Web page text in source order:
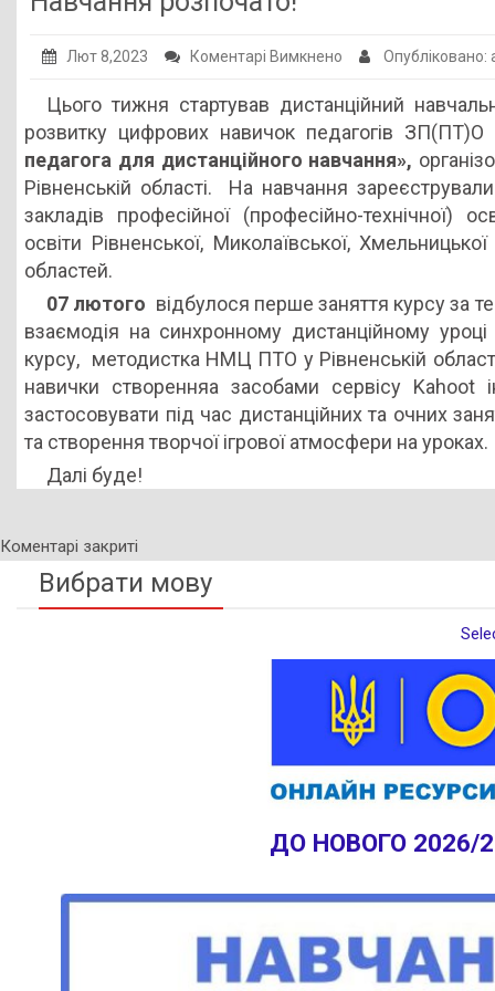
Публічна інформація
Заклади ПТО
Оголошення
Галерея
НМЦ ПТО України
Лют 8,2023 Коментарі Вимкнено до
розпочато!
Цього тижня стартував дистанційний
розвитку цифрових навичок педагогів
педагога для дистанційного навчання»,
Рівненській області. На навчання
закладів професійної (професійно-технічної)
освіти Рівненської, Миколаївської,
областей.
07 лютого відбулося перше заняття курсу за
взаємодія на синхронному дистанційному
курсу, методистка НМЦ ПТО у Рівненській
навички створенняа засобами сервісу Kahoot
застосовувати під час дистанційних та очних
та створення творчої ігрової атмосфери на уроках.
Далі буде!
Коментарі закриті
Вибрати мову
ДО НОВОГО 2026/